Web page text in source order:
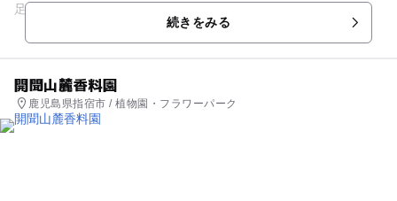
足腰への負担が少なく快適にプレイできると評判です。
続きをみる
開聞山麓香料園
鹿児島県指宿市 / 植物園・フラワーパーク